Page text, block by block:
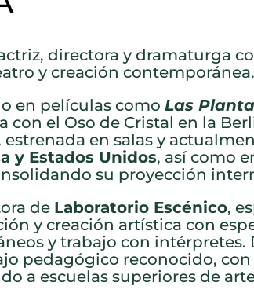
directora y dramaturga
y creación contemporánea.
en películas como Las
con el Oso de Cristal en la
estrenada en salas y
y Estados Unidos, así como
su proyección
de Laboratorio Escénico,
y creación artística con
y trabajo con intérpretes.
pedagógico reconocido, con
a escuelas superiores de